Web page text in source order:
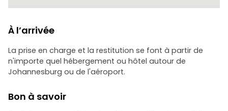
À l’arrivée
La prise en charge et la restitution se font à partir de
n'importe quel hébergement ou hôtel autour de
Johannesburg ou de l'aéroport.
Bon à savoir